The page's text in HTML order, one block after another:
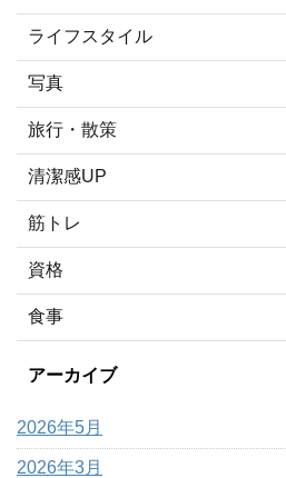
ライフスタイル
写真
旅行・散策
清潔感UP
筋トレ
資格
食事
アーカイブ
2026年5月
2026年3月